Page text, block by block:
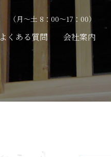
（月～土 8：00～17：00）
よくある質問 会社案内